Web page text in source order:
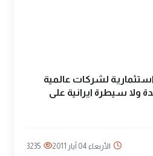
27 اجازة استثمارية لشركات عالمية
ولا سيطرة ايرانية على
الأربعاء 04 آيار 2011 3235